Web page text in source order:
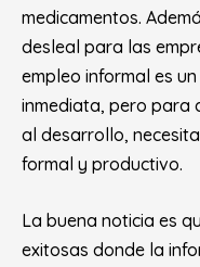
medicamentos.
desleal para las
empleo informal es
inmediata, pero para
al desarrollo,
formal y productivo.
La buena noticia es
exitosas donde la